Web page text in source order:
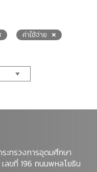
ค่าใช้จ่าย
ะทรวงการอุดมศึกษา
ลขที่ 196 ถนนพหลโยธิน